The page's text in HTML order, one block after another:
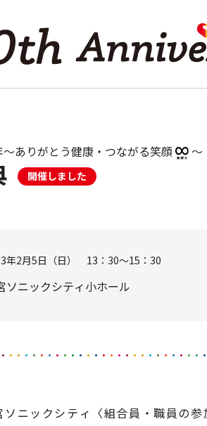
～ありがとう健康・つながる笑顔 ～
開催しました
年2月5日（日） 13：30～15：30
ソニックシティ小ホール
ニックシティ〈組合員・職員の